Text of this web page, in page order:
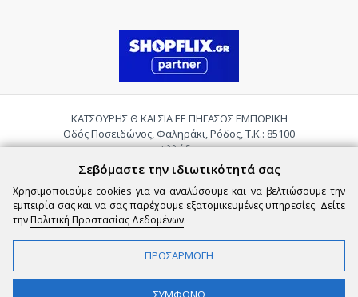
ΚΑΤΣΟΥΡΗΣ Θ ΚΑΙ ΣΙΑ ΕΕ ΠΗΓΑΣΟΣ ΕΜΠΟΡΙΚΗ
Οδός Ποσειδώνος, Φαληράκι, Ρόδος, Τ.Κ.: 85100
Ελλάδα
Τηλ.:2241085059
Email:
pigasosemporiki@gmail.com
ΦΙΛΤΡΑ
Σεβόμαστε την ιδιωτικότητά σας
Χρησιμοποιούμε cookies για να αναλύσουμε και να βελτιώσουμε την
εμπειρία σας και να σας παρέχουμε εξατομικευμένες υπηρεσίες. Δείτε
την Πολιτική Προστασίας Δεδομένων.
ΠΡΟΣΑΡΜΟΓΗ